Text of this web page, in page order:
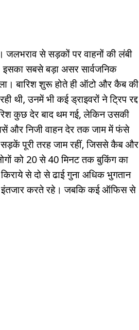
जलभराव से सड़कों पर वाहनों की लंबी
सबसे बड़ा असर सार्वजनिक
बारिश शुरू होते ही ऑटो और कैब की
थी, उनमें भी कई ड्राइवरों ने ट्रिप रद्द
कुछ देर बाद थम गई, लेकिन उसकी
और निजी वाहन देर तक जाम में फंसे
पूरी तरह जाम रहीं, जिससे कैब और
को 20 से 40 मिनट तक बुकिंग का
से दो से ढाई गुना अधिक भुगतान
इंतजार करते रहे। जबकि कई ऑफिस से